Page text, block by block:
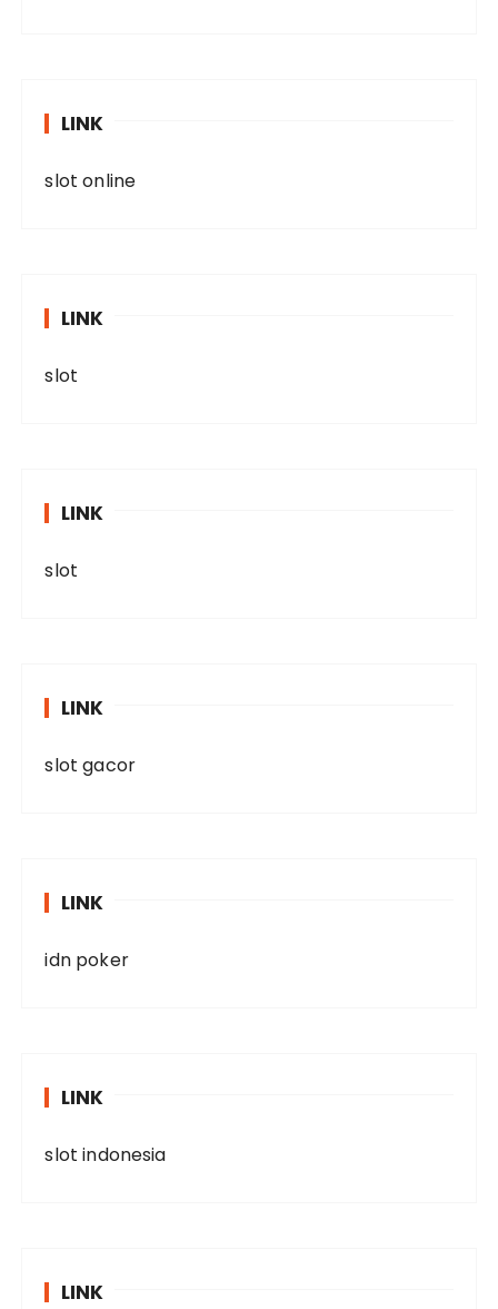
LINK
slot online
LINK
slot
LINK
slot
LINK
slot gacor
LINK
idn poker
LINK
slot indonesia
LINK